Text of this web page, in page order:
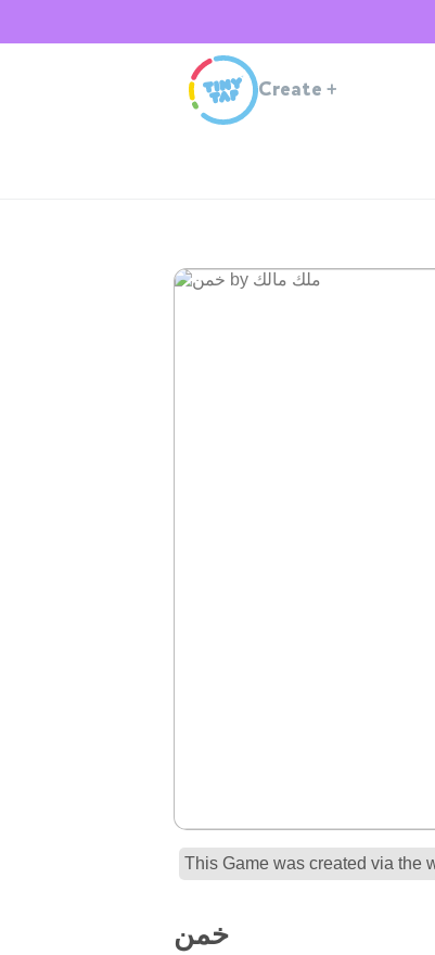
Create +
This Game was created via the
خمن